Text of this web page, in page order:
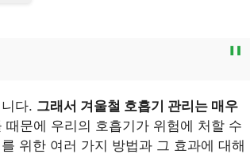
다. 그래서 겨울철 호흡기 관리는 매우
문에 우리의 호흡기가 위험에 처할 수
위한 여러 가지 방법과 그 효과에 대해